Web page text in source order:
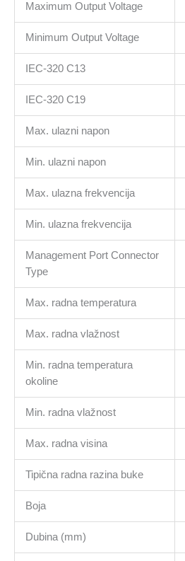
Maximum Output Voltage
Minimum Output Voltage
IEC-320 C13
IEC-320 C19
Max. ulazni napon
Min. ulazni napon
Max. ulazna frekvencija
Min. ulazna frekvencija
Management Port Connector
Type
Max. radna temperatura
Max. radna vlažnost
Min. radna temperatura
okoline
Min. radna vlažnost
Max. radna visina
Tipična radna razina buke
Boja
Dubina (mm)